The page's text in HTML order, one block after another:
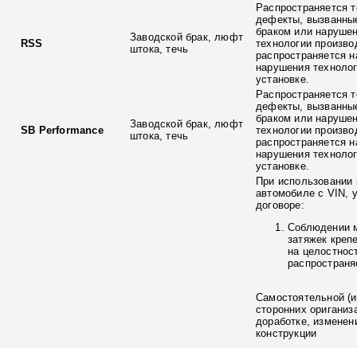
RSS
Заводской брак, люфт
штока, течь
Распространяется
дефекты,
браком или
технологии
распространяется
нарушения
установке.
SB Performance
Заводской брак, люфт
штока, течь
Распространяется
дефекты,
браком или
технологии
распространяется
нарушения
установке.
При использовании
автомобиле с VIN,
договоре:
Соблюдении
затяжек
на
Самостоятельной
сторонних
доработке,
конструкции